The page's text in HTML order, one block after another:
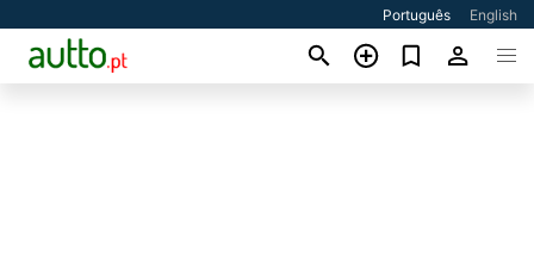
Português English